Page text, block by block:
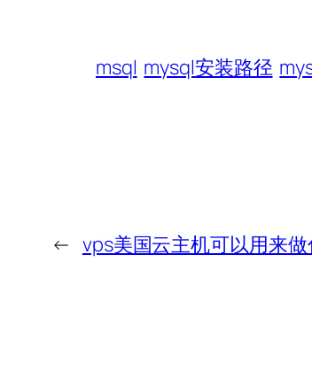
msql mysql安装路径
← vps美国云主机可以用来